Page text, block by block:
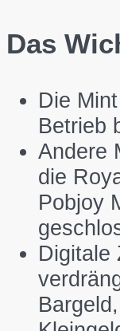
Das
Die
Betrieb
Andere
die
Pobjoy
Digitale